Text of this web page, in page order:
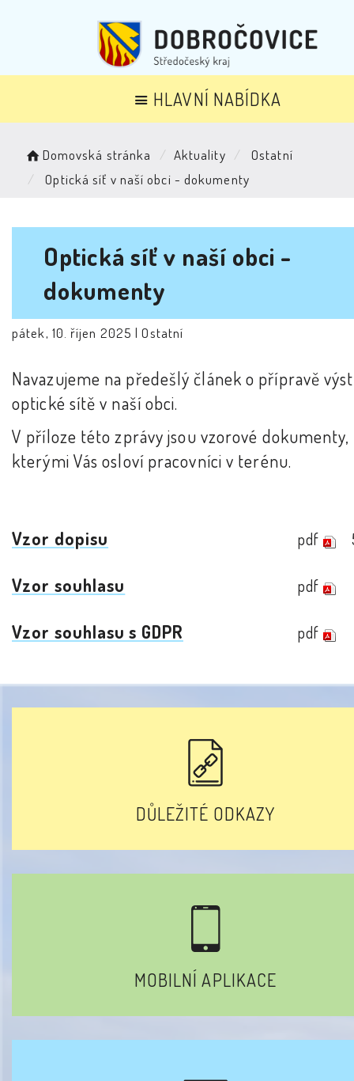
HLAVNÍ NABÍDKA
Domovská stránka Aktuality
Ostatní
Optická síť v naší obci - dokumenty
Optická síť v naší obci -
dokumenty
pátek, 10. říjen 2025 |Ostatní
Navazujeme na předešlý článek o přípravě
optické sítě v naší obci.
V příloze této zprávy jsou vzorové dokumenty,
kterými Vás osloví pracovníci v terénu.
Vzor dopisu pdf
Vzor souhlasu pdf
Vzor souhlasu s GDPR pdf
DŮLEŽITÉ ODKAZY
MOBILNÍ APLIKACE